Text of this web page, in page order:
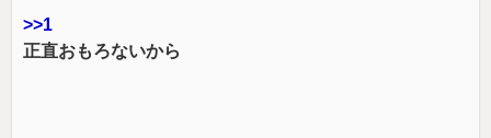
>>1
正直おもろないから